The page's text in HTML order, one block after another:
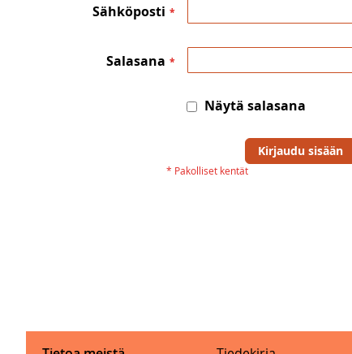
Sähköposti
Salasana
Näytä salasana
Kirjaudu sisään